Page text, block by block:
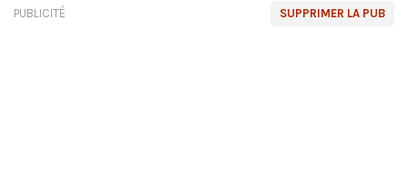
SUPPRIMER LA PUB
PUBLICITÉ